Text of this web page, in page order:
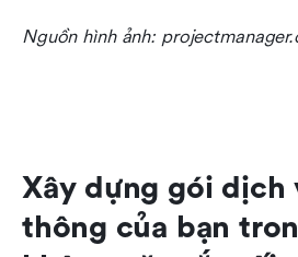
Nguồn hình ảnh:
Xây dựng gói dịch
thông của bạn